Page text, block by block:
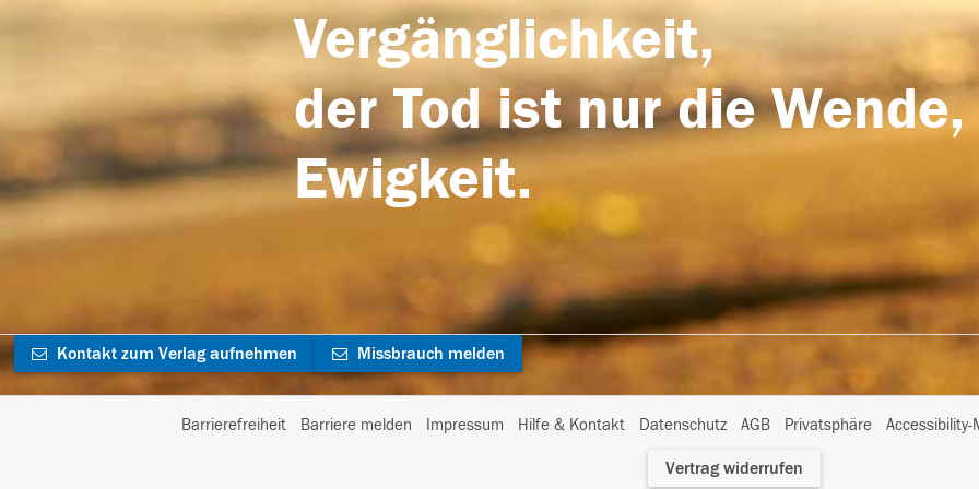
Vergänglichkeit,
der Tod ist nur die
Ewigkeit.
Kontakt zum Verlag aufnehmen Missbrauch melden
Barrierefreiheit Barriere melden Impressum Hilfe & Kontakt Datenschutz AGB Privatsphäre
I
Vertrag widerrufen